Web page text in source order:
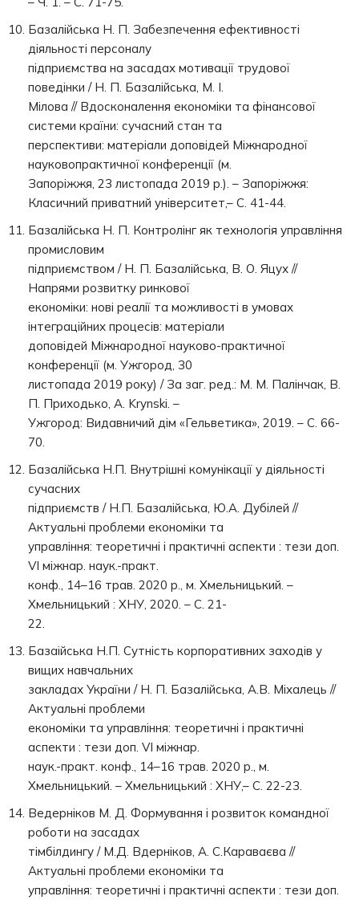
Базалійська Н. П. Забезпечення ефективності
діяльності персоналу
підприємства на засадах мотивації трудової
поведінки / Н. П. Базалійська, М. І.
Мілова // Вдосконалення економіки та фінансової
системи країни: сучасний стан та
перспективи: матеріали доповідей Міжнародної
науковопрактичної конференції (м.
Запоріжжя, 23 листопада 2019 р.). – Запоріжжя:
Класичний приватний університет,– С. 41-44.
Базалійська Н. П. Контролінг як технологія управління
промисловим
підприємством / Н. П. Базалійська, В. О. Яцух //
Напрями розвитку ринкової
економіки: нові реалії та можливості в умовах
інтеграційних процесів: матеріали
доповідей Міжнародної науково-практичної
конференції (м. Ужгород, 30
листопада 2019 року) / За заг. ред.: М. М. Палінчак, В.
П. Приходько, A. Krynski. –
Ужгород: Видавничий дім «Гельветика», 2019. – С. 66-
70.
Базалійська Н.П. Внутрішні комунікації у діяльності
сучасних
підприємств / Н.П. Базалійська, Ю.А. Дубілей //
Актуальні проблеми економіки та
управління: теоретичні і практичні аспекти : тези доп.
VI міжнар. наук.-практ.
конф., 14–16 трав. 2020 р., м. Хмельницький. –
Хмельницький : ХНУ, 2020. – С. 21-
22.
Базаійська Н.П. Сутність корпоративних заходів у
вищих навчальних
закладах України / Н. П. Базалійська, А.В. Міхалець //
Актуальні проблеми
економіки та управління: теоретичні і практичні
аспекти : тези доп. VI міжнар.
наук.-практ. конф., 14–16 трав. 2020 р., м.
Хмельницький. – Хмельницький : ХНУ,– С. 22-23.
Ведерніков М. Д. Формування і розвиток командної
роботи на засадах
тімбілдингу / М.Д. Вдерніков, А. С.Караваєва //
Актуальні проблеми економіки та
управління: теоретичні і практичні аспекти : тези доп.